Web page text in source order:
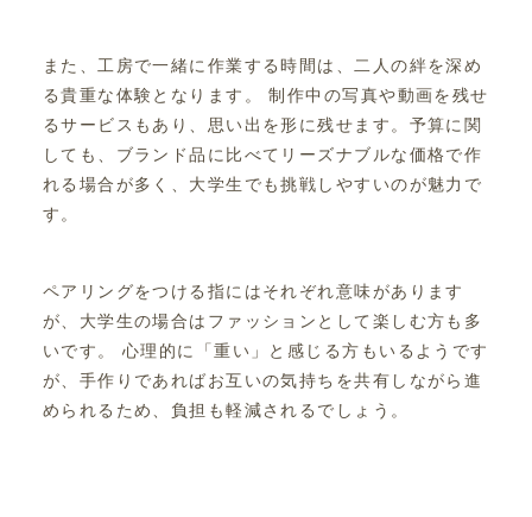
また、工房で一緒に作業する時間は、二人の絆を深め
る貴重な体験となります。 制作中の写真や動画を残せ
るサービスもあり、思い出を形に残せます。予算に関
しても、ブランド品に比べてリーズナブルな価格で作
れる場合が多く、大学生でも挑戦しやすいのが魅力で
す。
ペアリングをつける指にはそれぞれ意味があります
が、大学生の場合はファッションとして楽しむ方も多
いです。 心理的に「重い」と感じる方もいるようです
が、手作りであればお互いの気持ちを共有しながら進
められるため、負担も軽減されるでしょう。